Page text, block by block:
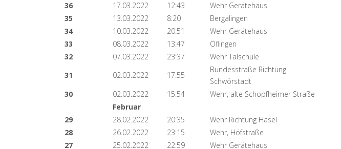
36
17.03.2022 12:43 Wehr Gerätehaus
35
13.03.2022 8:20 Bergalingen
34
10.03.2022 20:51 Wehr Gerätehaus
33
08.03.2022 13:47 Öflingen
32
07.03.2022 23:37 Wehr Talschule
31
02.03.2022 17:55
Bundesstraße Richtung
Schwörstadt
30
02.03.2022 15:54 Wehr, alte Schopfheimer Straße
Februar
29
28.02.2022 20:35 Wehr Richtung Hasel
28
26.02.2022 23:15 Wehr, Höfstraße
27
25.02.2022 22:59 Wehr Gerätehaus